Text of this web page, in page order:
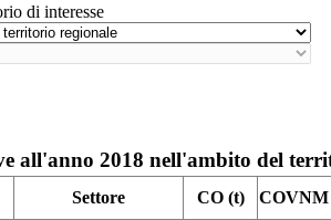
di interesse
all'anno 2018 nell'ambito del
Settore CO (t)
COVNM